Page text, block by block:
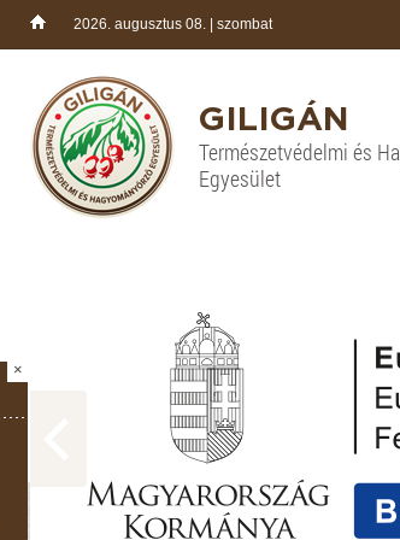
2026. augusztus 08. | szombat
GILIGÁN
Természetvédelmi és
Egyesület
×